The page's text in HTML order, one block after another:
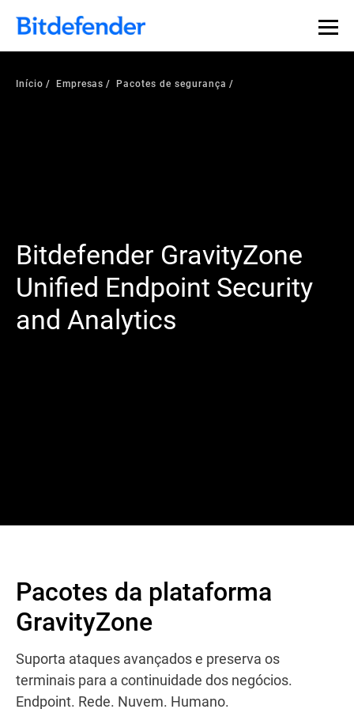
Início Empresas Pacotes de segurança
Bitdefender GravityZone
Unified Endpoint Security
and Analytics
Pacotes da plataforma
GravityZone
Suporta ataques avançados e preserva os
terminais para a continuidade dos negócios.
Endpoint. Rede. Nuvem. Humano.